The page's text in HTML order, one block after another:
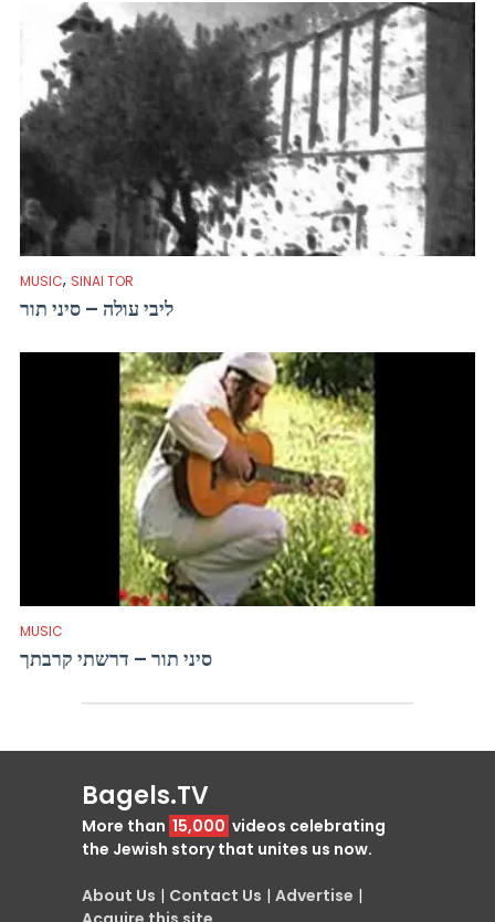
MUSIC, SINAI TOR
ליבי עולה – סיני תור
MUSIC
סיני תור – דרשתי קרבתך
Bagels.TV
More than 15,000 videos celebrating
the Jewish story that unites us now.
About Us | Contact Us | Advertise |